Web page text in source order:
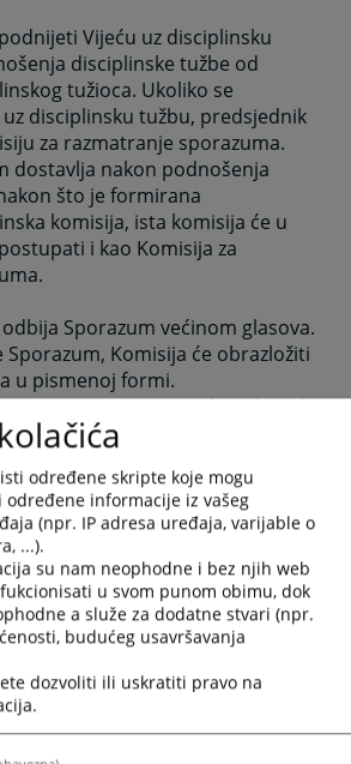
Vijeću uz disciplinsku
disciplinske tužbe od
tužioca. Ukoliko se
disciplinsku tužbu, predsjednik
za razmatranje sporazuma.
dostavlja nakon podnošenja
što je formirana
komisija, ista komisija će u
i kao Komisija za
Sporazum većinom glasova.
Komisija će obrazložiti
u pismenoj formi.
Sporazum, postupat će se kao da
disciplinskog postupka
disciplinski prekršaj. Nakon
sporazuma stranke
Sporazum, činjenica da su
doći do sporazuma o
kao i bilo koje priznanje
pred Komisijom tokom rasprave o
ne može se upotrijebiti od bilo
disciplinskom postupku ili
određene skripte koje mogu
informacije iz vašeg
(npr. IP adresa uređaja, varijable o
...).
su nam neophodne i bez njih web
u svom punom obimu, dok
a služe za dodatne stvari (npr.
budućeg usavršavanja
dozvoliti ili uskratiti pravo na